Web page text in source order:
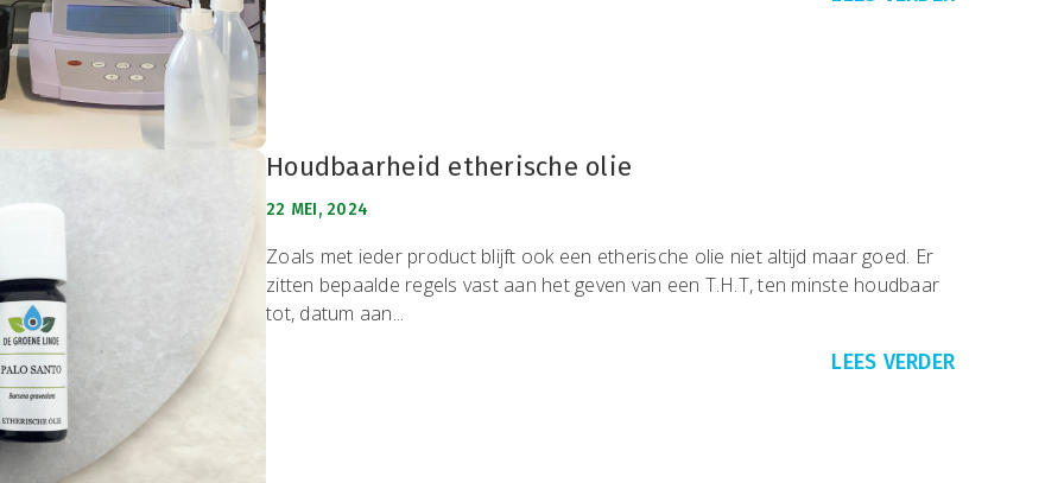
Houdbaarheid etherische olie
22 MEI, 2024
Zoals met ieder product blijft ook een etherische olie niet altijd maar goed. Er
zitten bepaalde regels vast aan het geven van een T.H.T, ten minste houdbaar
tot, datum aan...
LEES VERDER